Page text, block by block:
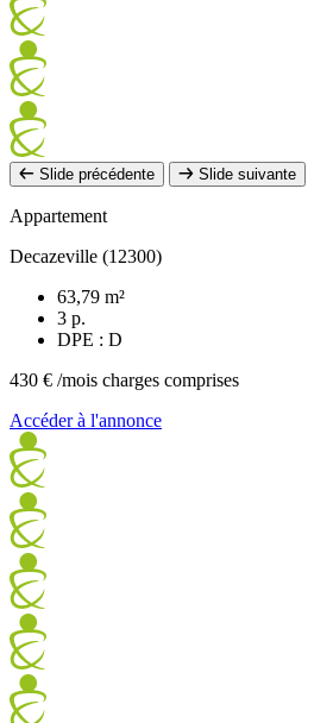
Slide précédente Slide suivante
Appartement
Decazeville (12300)
63,79 m²
3 p.
DPE : D
430 € /mois charges comprises
Accéder à l'annonce